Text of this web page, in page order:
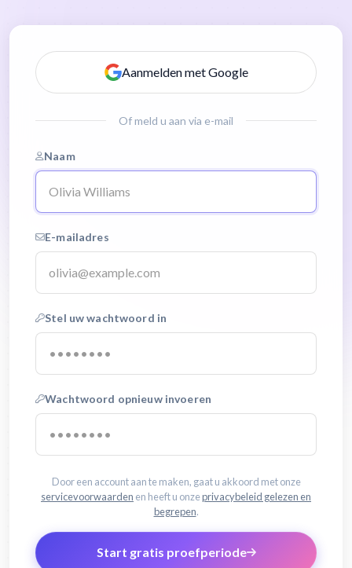
Aanmelden met Google
Of meld u aan via e-mail
Naam
E-mailadres
Stel uw wachtwoord in
Wachtwoord opnieuw invoeren
Door een account aan te maken, gaat u akkoord met onze
servicevoorwaarden en heeft u onzeprivacybeleid gelezen en
begrepen.
Start gratis proefperiode